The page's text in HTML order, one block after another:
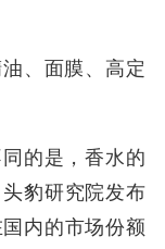
、面膜、高定
的是，香水的
豹研究院发布
内的市场份额